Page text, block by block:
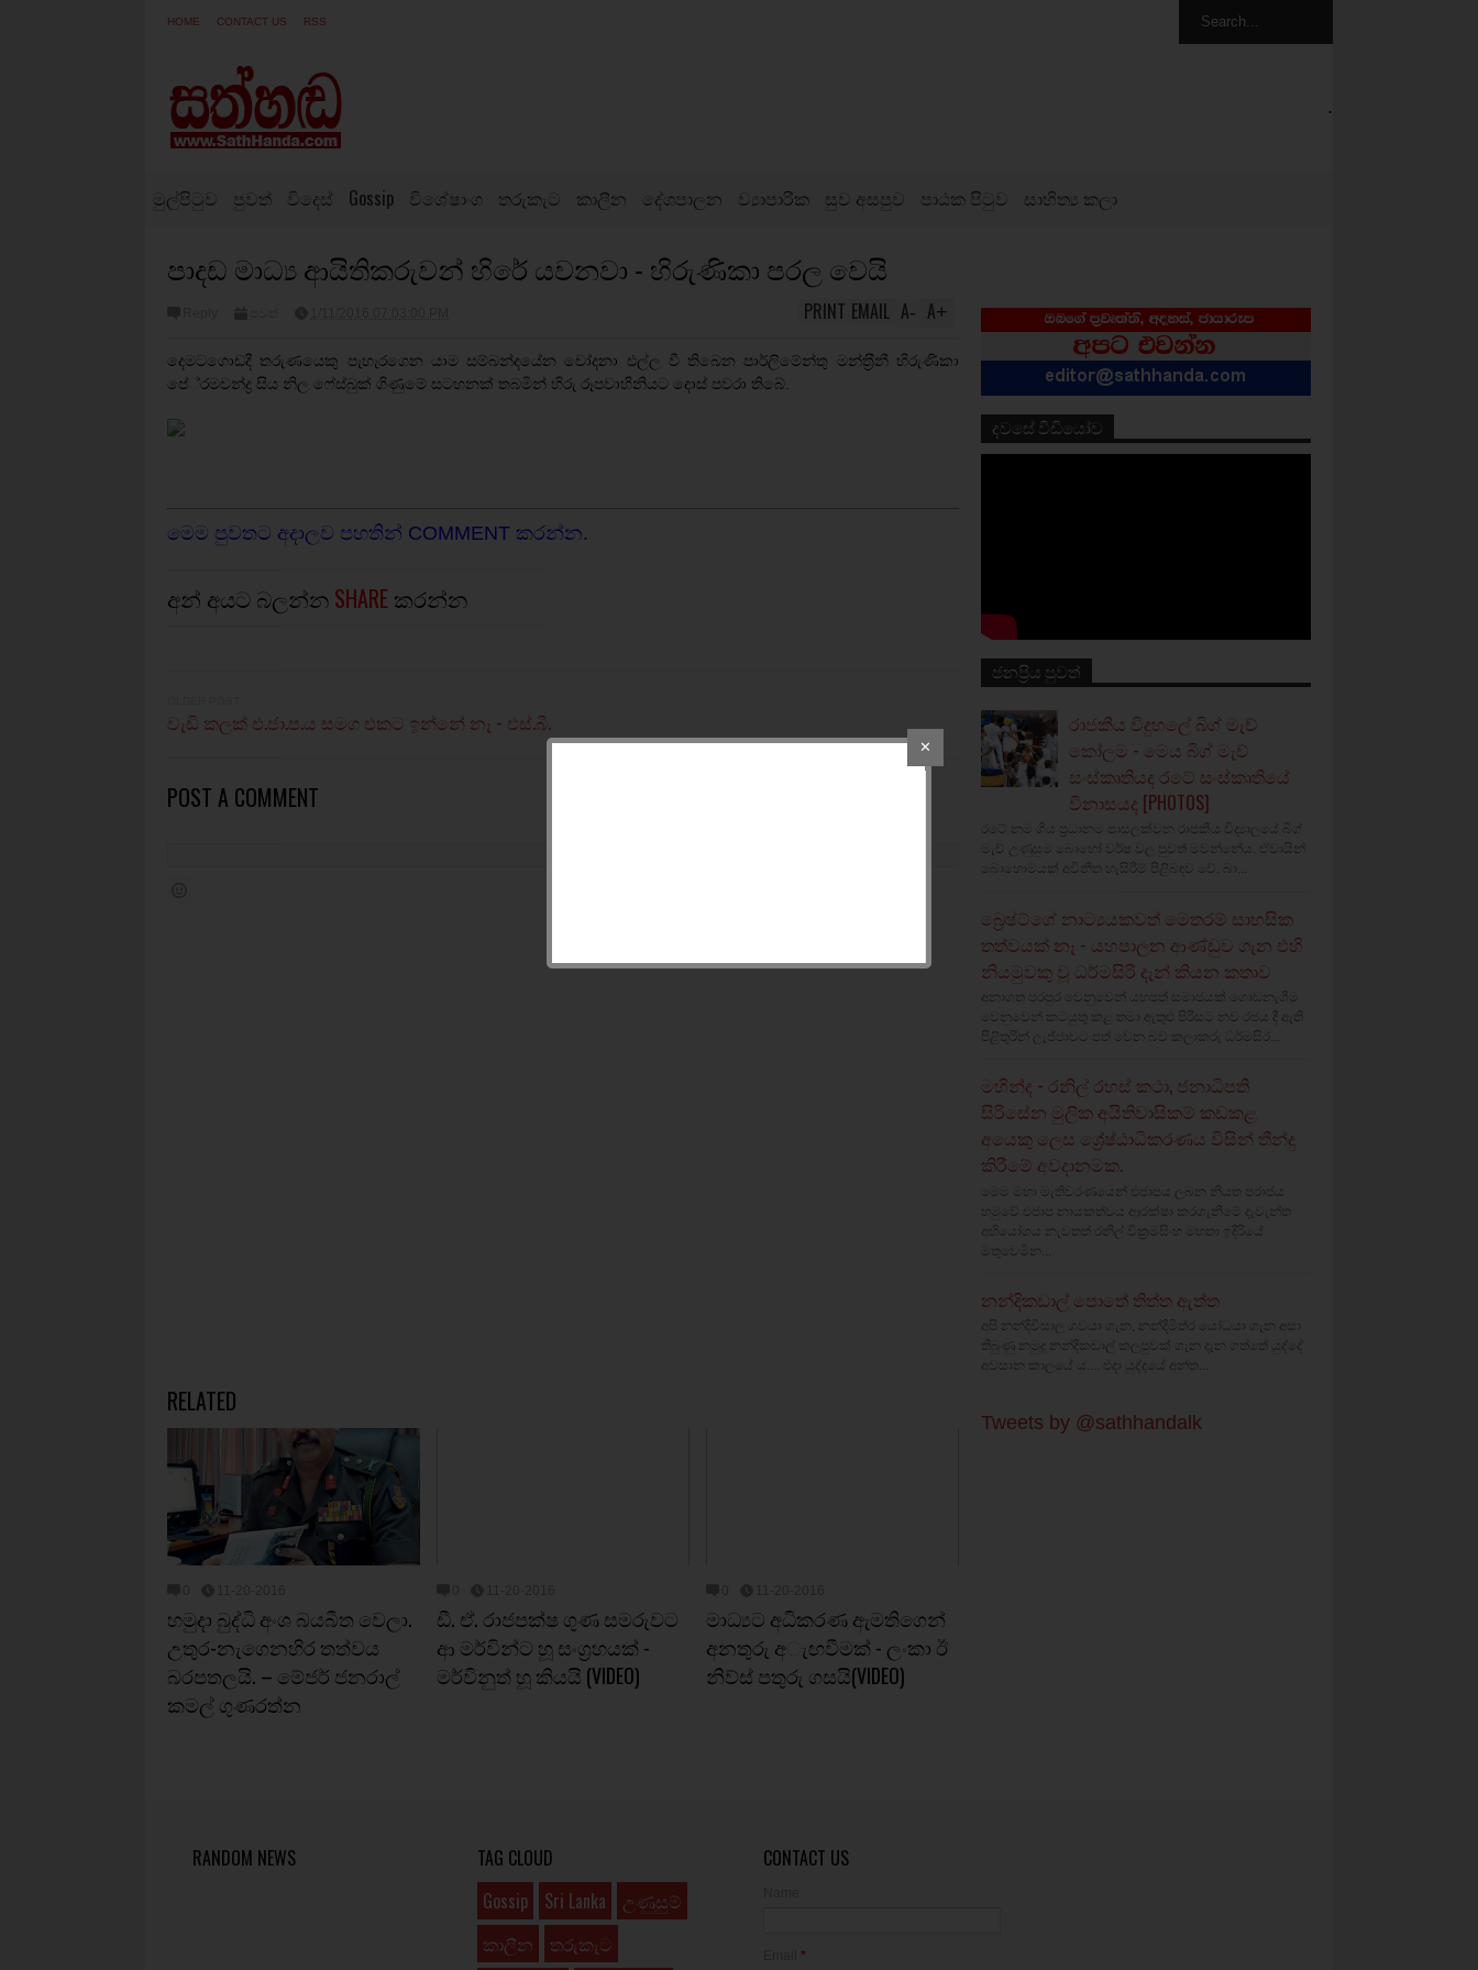
HOME CONTACT US RSS
.
මුල්පිටුව පුවත් විදෙස් Gossip විශේෂාංග තරුකැට කාලීන දේශපාලන ව්‍යාපාරික සුව අසපුව පාඨක පිටුව සාහිත්‍ය කලා
පාදඩ මාධ්‍ය ආයිතිකරුවන් හිරේ යවනවා - හිරුණිකා පරල වෙයි
A+
A-
EMAIL
PRINT
දෙමටගොඩදී තරුණයෙකු පැහැරගෙන යාම සම්බන්දයේන චෝදනා එල්ල වී තිබෙන පාර්ලිමේන්තු මන්ත‍්‍රීනී හිරුණිකා
පේ‍්‍රමචන්ද්‍ර සිය නිල ෆේස්බුක් ගිණුමේ සටහනක් තබමින් හිරු රූපවාහිනියට දොස් පවරා තිබේ.
මෙම පුවතට අදාලව පහතින් COMMENT කරන්න.
අන් අයට බලන්න SHARE කරන්න
වැඩි කලක් එ.ජා.ප.ය සමග එකට ඉන්නේ නෑ - එස්.බී.
POST A COMMENT
RELATED
හමුදා බුද්ධි අංශ බයබීත වෙලා.
උතුර-නැගෙනහිර තත්වය
බරපතලයි. – මේජර් ජනරාල්
කමල් ගුණරත්න
ඩී. ඒ. රාජපක්‌ෂ ගුණ සමරුවට
ආ මර්වින්ට හූ සංග්‍රහයක්‌ -
මර්විනුත් හූ කියයි (VIDEO)
මාධ්‍යට අධිකරණ ඇමතිගෙන්
අනතුරු අැඟවීමක් - ලංකා ඊ
නිව්ස් පතුරු ගසයි(VIDEO)
දවසේ වීඩියෝව
ජනප්‍රිය පුවත්
රාජකීය විදුහලේ බිග් මැච්
කෝලම - මෙය බිග් මැච්
සංස්කෘතියද රටේ සංස්කෘතියේ
විනාසයද [PHOTOS]
රටේ නම ගිය ප්‍රධානම පාසලක්වන රාජකීය විද්‍යාලයේ බිග්
මැච් උණුසුම බොහෝ වර්ෂ වල පුවත් මවන්නේය. ඒවායින්
බොහොමයක් අවිනීත හැසිරීම් පිළිබඳව වේ. බා...
බ්‍රෙෂ්ට්ගේ නාට්‍යයකවත් මෙතරම් සාහසික
තත්වයක් නෑ - යහපාලන ආණ්ඩුව ගැන එහි
නියමුවකු වූ ධර්මසිරි දැන් කියන කතාව
අනාගත පරපුර වෙනුවෙන් යහපත් සමාජයක් ගොඩනැගීම
වෙනුවෙන් කටයුතු කළ තමා ඇතුළු පිරිසට නව රජය දී ඇති
පිළිතුරින් ලැජ්ජාවට පත් වෙන බව කලාකරු ධර්මසිර...
මහින්ද - රනිල් රහස් කථා, ජනාධිපති
සිරිසේන මුලික අයිතිවාසිකම් කඩකළ
අයෙකු ලෙස ශ්‍රේෂ්ඨාධිකරණය විසින් තීන්දු
කිරීමේ අවදානමක.
මෙම මහා මැතිවරණයෙන් එජාපය ලබන නියත පරාජය
හමුවේ එජාප නායකත්වය ආරක්ෂා කරගැනීමේ දැවැන්ත
අභියෝගය නැවතත් රනිල් වික්‍රමසිංහ මහතා ඉදිරියේ
මතුවෙමින...
නන්දිකඩාල් පොතේ තිත්ත ඇත්ත
අපි නන්දිවිසාල ගවයා ගැන, නන්දිමිත්ර යෝධයා ගැන අසා
තිබුණු නමුදු නන්දිකඩාල් කලපුවක් ගැන දැන ගත්තේ යුද්දේ
අවසාන කාලයේ ය.... එදා යුද්දයේ අන්ත...
Tweets by @sathhandalk
✕
RANDOM NEWS
TAG CLOUD
Gossip
Sri Lanka
උණුසුම්
කාලීන
තරුකැට
CONTACT US
*